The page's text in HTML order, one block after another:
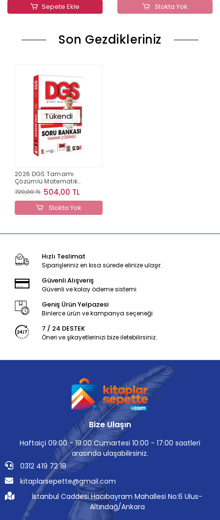
Sepete Ekle Stokta Yok
Son Gezdikleriniz
Tükendi
2026 DGS Tamamı
Çözümlü Matematik
Soru Bankası (Deniz
Atalay) Yargı Yayınları
720,00 TL 504,00 TL
Stokta Yok
Hızlı Teslimat
Siparişleriniz en kısa sürede elinize ulaşır.
Güvenli Alışveriş
Güvenli ve kolay ödeme sistemi
Geniş Ürün Yelpazesi
Binlerce ürün ve kampanya seçeneği
7 / 24 DESTEK
Öneri ve şikayetlerinizi bize iletebilirsiniz.
Bize Ulaşın
Haftaiçi 09:00 - 19:00 Cumartesi 10:00 - 17:00 saatleri
arasında ulaşabilirsiniz.
0312 419 72 18
kitaplarsepette@gmail.com
İstanbul Caddesi Hacıbayram Mahallesi No:6 Ulus-
Altındağ/Ankara